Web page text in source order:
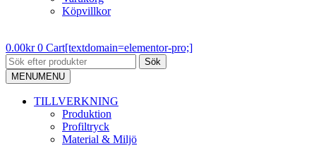
Köpvillkor
0.00kr 0 Cart[textdomain=elementor-pro;]
Sök
MENUMENU
TILLVERKNING
Produktion
Profiltryck
Material & Miljö